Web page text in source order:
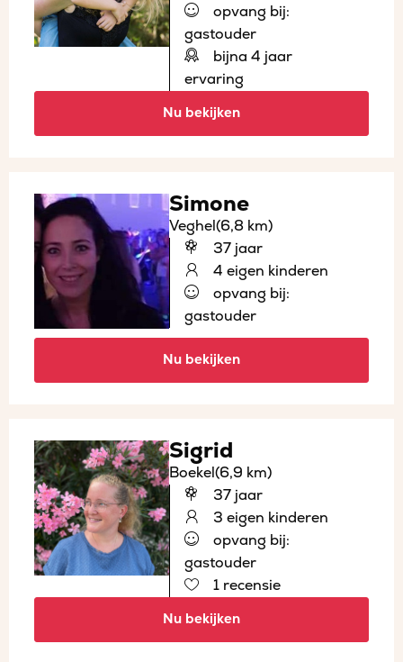
opvang bij:
gastouder
bijna 4 jaar
ervaring
Nu bekijken
Simone
Veghel(6,8 km)
37 jaar
4 eigen kinderen
opvang bij:
gastouder
Nu bekijken
Sigrid
Boekel(6,9 km)
37 jaar
3 eigen kinderen
opvang bij:
gastouder
1 recensie
Nu bekijken